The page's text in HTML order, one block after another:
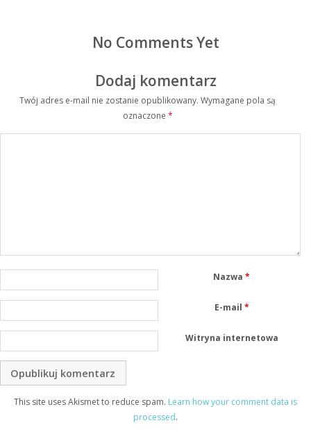
No Comments Yet
Dodaj komentarz
Twój adres e-mail nie zostanie opublikowany. Wymagane pola są
oznaczone *
Nazwa*
E-mail *
Witryna internetowa
This site uses Akismet to reduce spam. Learn how your comment data is
processed.